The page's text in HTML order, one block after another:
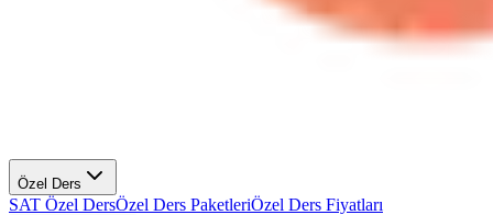
Özel Ders
SAT Özel DersÖzel Ders PaketleriÖzel Ders Fiyatları